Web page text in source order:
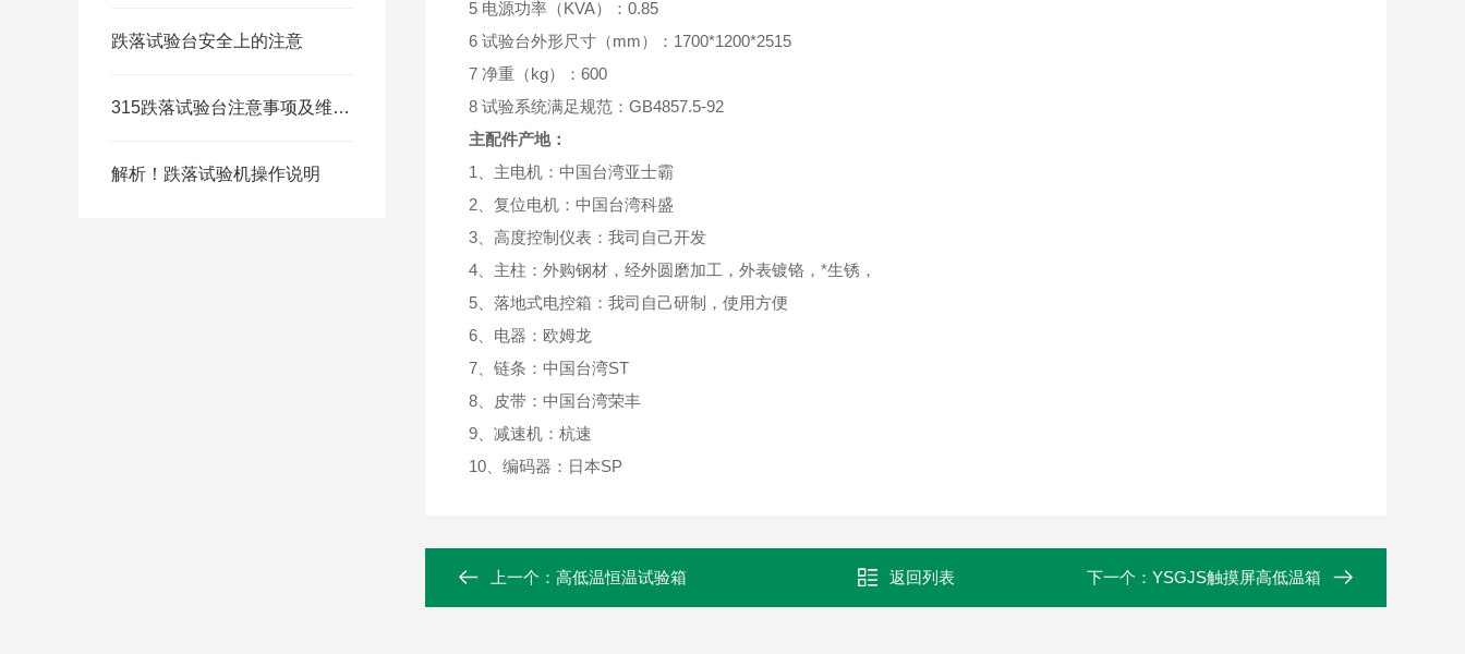
跌落试验台安全上的注意
315跌落试验台注意事项及维修保养
解析！跌落试验机操作说明
5 电源功率（KVA）：0.85
6 试验台外形尺寸（mm）：1700*1200*2515
7 净重（kg）：600
8 试验系统满足规范：GB4857.5-92
主配件产地：
1、主电机：中国台湾亚士霸
2、复位电机：中国台湾科盛
3、高度控制仪表：我司自己开发
4、主柱：外购钢材，经外圆磨加工，外表镀铬，*生锈，
5、落地式电控箱：我司自己研制，使用方便
6、电器：欧姆龙
7、链条：中国台湾ST
8、皮带：中国台湾荣丰
9、减速机：杭速
10、编码器：日本SP
上一个： 高低温恒温试验箱 返回列表 下一个： YSGJS触摸屏高低温箱